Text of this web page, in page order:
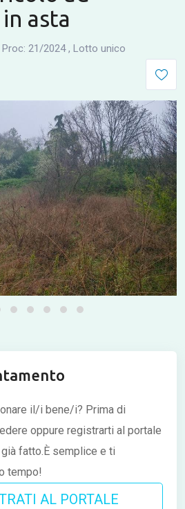
asta
Proc: 21/2024, Lotto unico
il/i bene/i? Prima di
oppure registrarti al portale
fatto.È semplice e ti
tempo!
AL PORTALE